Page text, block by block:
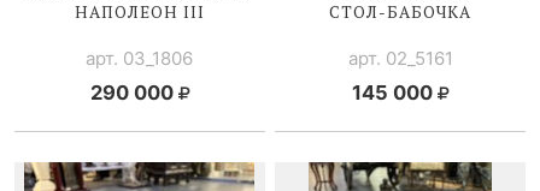
НАПОЛЕОН III
арт. 03_1806
290 000
СТОЛ-БАБОЧКА
арт. 02_5161
145 000